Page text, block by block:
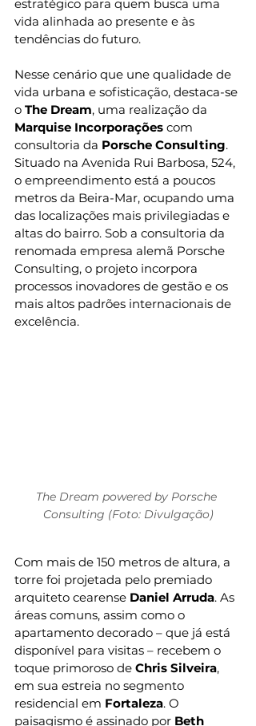
estratégico para quem busca uma
vida alinhada ao presente e às
tendências do futuro.
Nesse cenário que une qualidade de
vida urbana e sofisticação, destaca-se
o The Dream, uma realização da
Marquise Incorporações com
consultoria da Porsche Consulting.
Situado na Avenida Rui Barbosa, 524,
o empreendimento está a poucos
metros da Beira-Mar, ocupando uma
das localizações mais privilegiadas e
altas do bairro. Sob a consultoria da
renomada empresa alemã Porsche
Consulting, o projeto incorpora
processos inovadores de gestão e os
mais altos padrões internacionais de
excelência.
The Dream powered by Porsche
Consulting (Foto: Divulgação)
Com mais de 150 metros de altura, a
torre foi projetada pelo premiado
arquiteto cearense Daniel Arruda. As
áreas comuns, assim como o
apartamento decorado – que já está
disponível para visitas – recebem o
toque primoroso de Chris Silveira,
em sua estreia no segmento
residencial em Fortaleza. O
paisagismo é assinado por Beth